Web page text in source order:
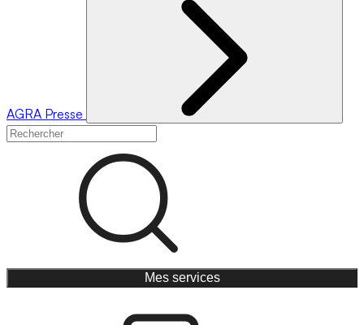
AGRA Presse
Mes services